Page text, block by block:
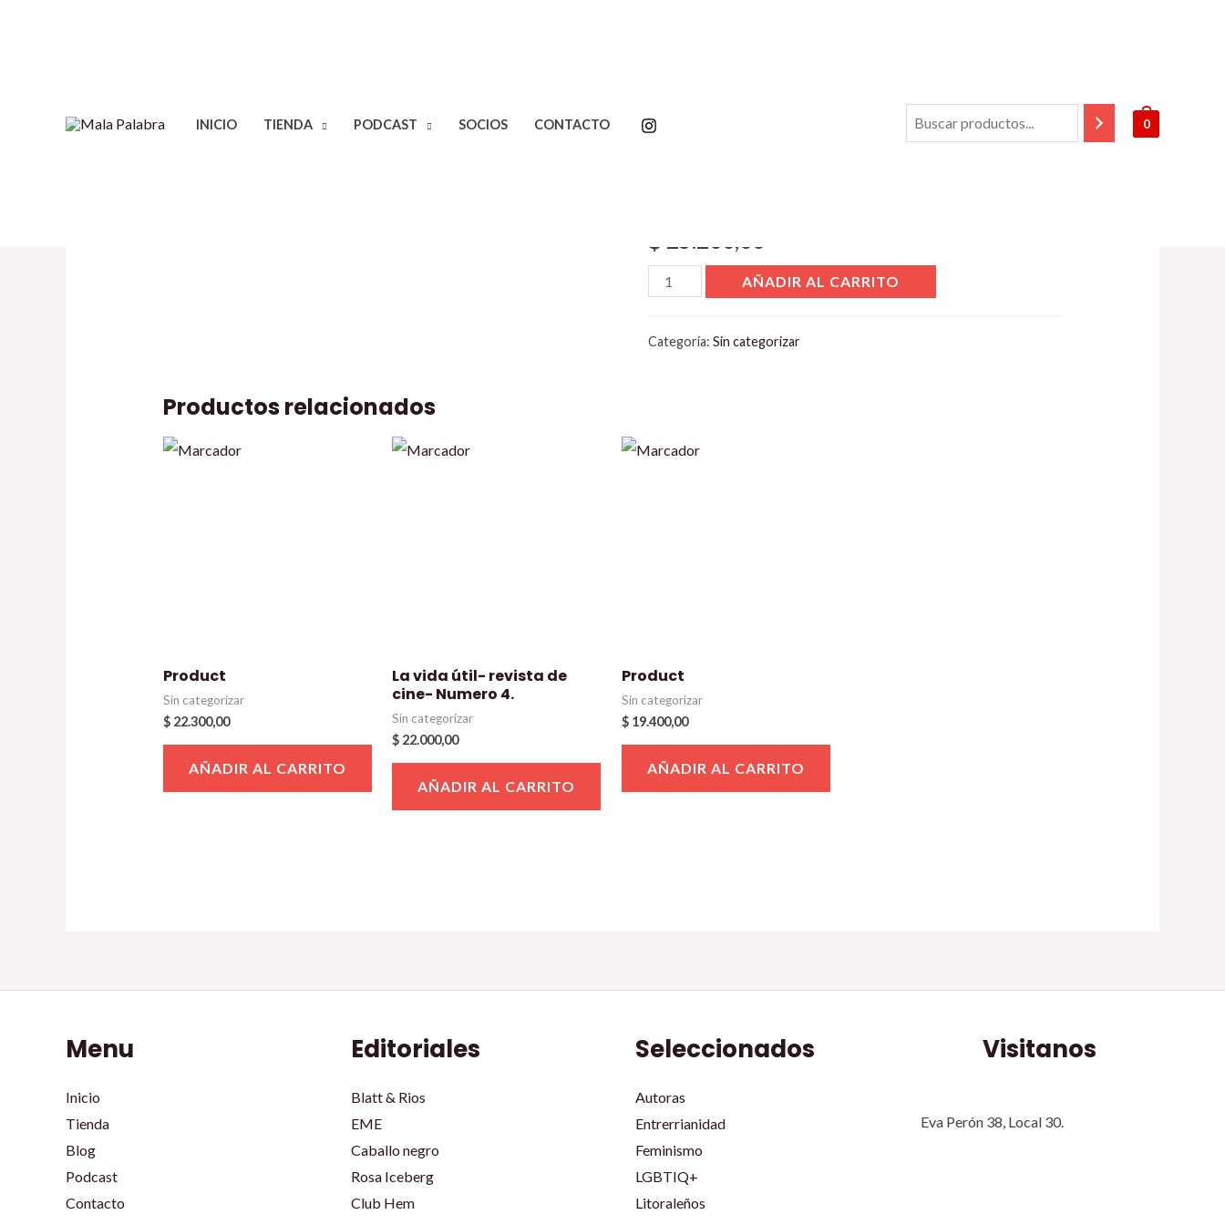
INICIO TIENDA PODCAST SOCIOS CONTACTO 0
$ 25.200,00
AÑADIR AL CARRITO
Categoría:Sin categorizar
Productos relacionados
Product
Sin categorizar
$22.300,00
AÑADIR AL CARRITO
La vida útil- revista de
cine- Numero 4.
Sin categorizar
$ 22.000,00
AÑADIR AL CARRITO
Product
Sin categorizar
$ 19.400,00
AÑADIR AL CARRITO
Menu
Inicio
Tienda
Blog
Podcast
Contacto
Editoriales
Blatt & Rios
EME
Caballo negro
Rosa Iceberg
Club Hem
Seleccionados
Autoras
Entrerrianidad
Feminismo
LGBTIQ+
Litoraleños
Visitanos
Eva Perón 38, Local 30.